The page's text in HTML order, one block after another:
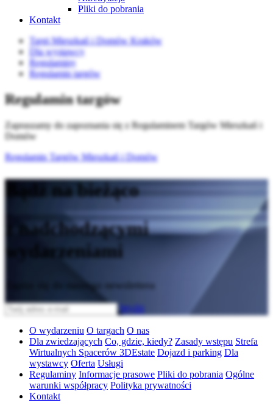
Pliki do pobrania
Kontakt
Targi Mieszkań i Domów Kraków
Dla wystawcy
Regulaminy
Regulamin targów
Regulamin targów
Zapraszamy do zapoznania się z Regulaminem Targów Mieszkań i
Domów
Regulamin Targów Mieszkań i Domów
Bądź na bieżąco
z nadchodzącymi
wydarzeniami
Zapisz się do naszego newslettera
Wyślij
O wydarzeniu O targach O nas
Dla zwiedzających Co, gdzie, kiedy? Zasady wstępu Strefa
Wirtualnych Spacerów 3DEstate Dojazd i parking Dla
wystawcy Oferta Usługi
Regulaminy Informacje prasowe Pliki do pobrania Ogólne
warunki współpracy Polityka prywatności
Kontakt